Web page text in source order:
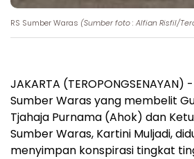
RS Sumber Waras (Sumber foto : Alfian Risfil/
JAKARTA (TEROPONGSENAYAN)
Sumber Waras yang membelit
Tjahaja Purnama (Ahok‎) dan
Sumber Waras, Kartini Muljadi,
menyimpan konspirasi tingkat